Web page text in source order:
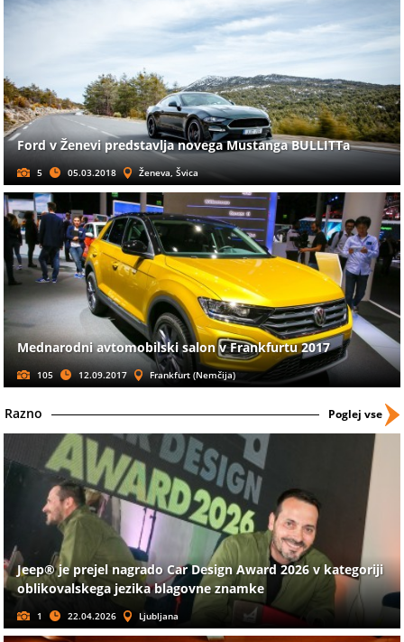
Ford v Ženevi predstavlja novega Mustanga BULLITTa
5 05.03.2018 Ženeva, Švica
Mednarodni avtomobilski salon v Frankfurtu 2017
105 12.09.2017 Frankfurt (Nemčija)
Razno Poglej vse
Jeep® je prejel nagrado Car Design Award 2026 v kategoriji
oblikovalskega jezika blagovne znamke
1 22.04.2026 Ljubljana